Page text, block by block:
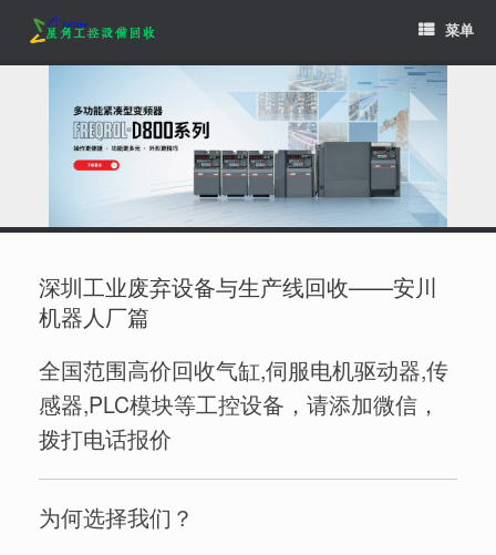
content
菜单
深圳工业废弃设备与生产线回收——安川
机器人厂篇
全国范围高价回收气缸,伺服电机驱动器,传
感器,PLC模块等工控设备，请添加微信，
拨打电话报价
为何选择我们？